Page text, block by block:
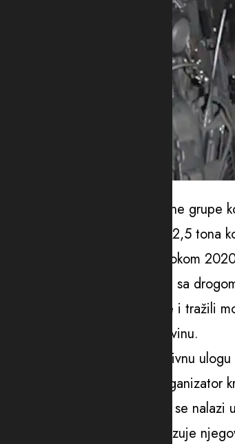
Navodni organizatori kriminalne
formirana zbog krijumčarenja 2,5 tona
Zvicer i Slobodan Kašćelan, tokom
na taj način ugovarali poslove sa
dogovarali se oko cijene robe i tražili
bio namijenjen za njenu kupovinu.
Osim Zvicera i Kašćelana, aktivnu
državljanin Vaso Ulić, treći
Da je okrivljeni Kašćelan, koji se
količina kokaina najbolje pokazuje